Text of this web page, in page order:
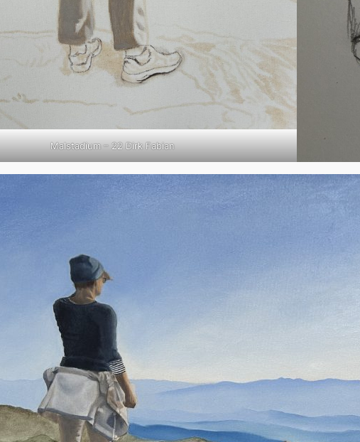
Malstadium – 22 Dirk Fabian